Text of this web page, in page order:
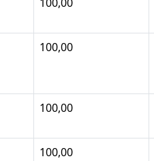
100,00
100,00
100,00